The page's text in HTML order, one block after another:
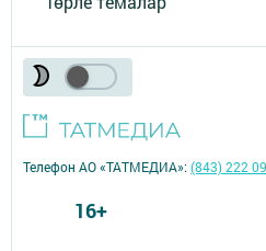
Телефон АО «ТАТМЕДИА»:(843) 222
16+